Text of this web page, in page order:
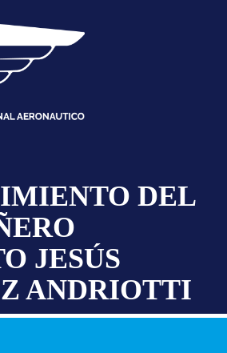
DEL
JESÚS
ANDRIOTTI